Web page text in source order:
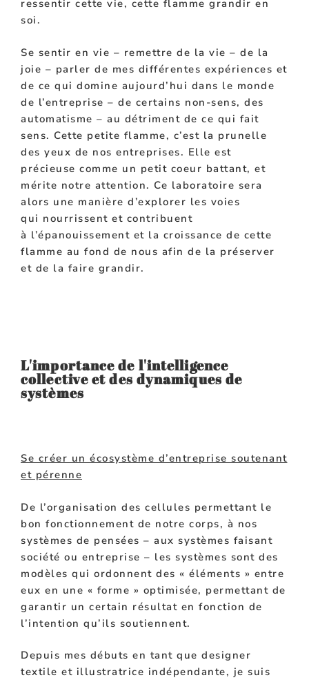
ressentir cette vie, cette flamme grandir en
soi.
Se sentir en vie – remettre de la vie – de la
joie – parler de mes différentes expériences et
de ce qui domine aujourd’hui dans le monde
de l’entreprise – de certains non-sens, des
automatisme – au détriment de ce qui fait
sens. Cette petite flamme, c’est la prunelle
des yeux de nos entreprises. Elle est
précieuse comme un petit coeur battant, et
mérite notre attention. Ce laboratoire sera
alors une manière d’explorer les voies
qui nourrissent et contribuent
à l’épanouissement et la croissance de cette
flamme au fond de nous afin de la préserver
et de la faire grandir.
L'importance de l'intelligence
collective et des dynamiques de
systèmes
Se créer un écosystème d’entreprise soutenant
et pérenne
De l’organisation des cellules permettant le
bon fonctionnement de notre corps, à nos
systèmes de pensées – aux systèmes faisant
société ou entreprise – les systèmes sont des
modèles qui ordonnent des « éléments » entre
eux en une « forme » optimisée, permettant de
garantir un certain résultat en fonction de
l’intention qu’ils soutiennent.
Depuis mes débuts en tant que designer
textile et illustratrice indépendante, je suis